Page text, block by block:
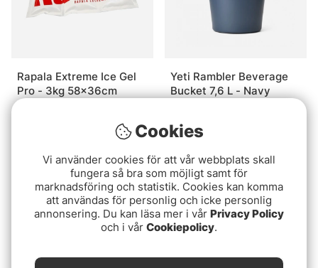
Rapala Extreme Ice Gel
Pro - 3kg 58x36cm
Yeti Rambler Beverage
Bucket 7,6 L - Navy
Cookies
Vi använder cookies för att vår webbplats skall
fungera så bra som möjligt samt för
marknadsföring och statistik. Cookies kan komma
att användas för personlig och icke personlig
annonsering. Du kan läsa mer i vår Privacy Policy
och i vår Cookiepolicy.